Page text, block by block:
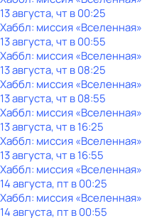
13 августа, чт в 00:25
Хаббл: миссия «Вселенная»
13 августа, чт в 00:55
Хаббл: миссия «Вселенная»
13 августа, чт в 08:25
Хаббл: миссия «Вселенная»
13 августа, чт в 08:55
Хаббл: миссия «Вселенная»
13 августа, чт в 16:25
Хаббл: миссия «Вселенная»
13 августа, чт в 16:55
Хаббл: миссия «Вселенная»
14 августа, пт в 00:25
Хаббл: миссия «Вселенная»
14 августа, пт в 00:55